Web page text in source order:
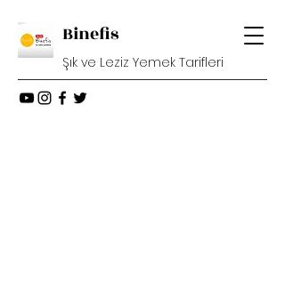
Binefis
Şık ve Leziz Yemek Tarifleri